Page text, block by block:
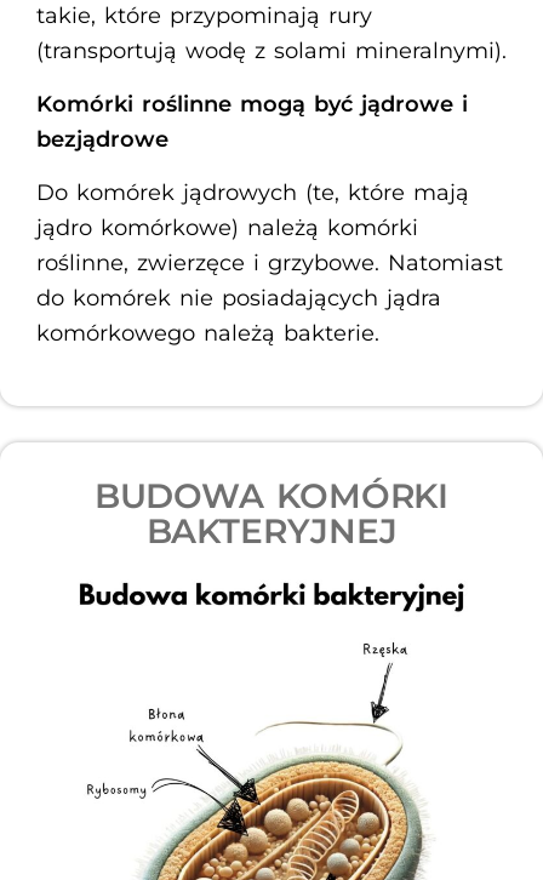
takie, które przypominają rury
(transportują wodę z solami mineralnymi).
Komórki roślinne mogą być jądrowe i
bezjądrowe
Do komórek jądrowych (te, które mają
jądro komórkowe) należą komórki
roślinne, zwierzęce i grzybowe. Natomiast
do komórek nie posiadających jądra
komórkowego należą bakterie.
BUDOWA KOMÓRKI
BAKTERYJNEJ